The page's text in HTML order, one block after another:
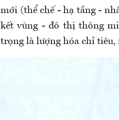
mới (thể chế - hạ tầng -
kết vùng - đô thị thông
trọng là lượng hóa chỉ